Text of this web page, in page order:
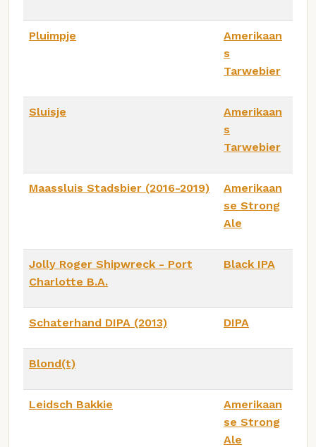
Pluimpje
Amerikaan
s
Tarwebier
Sluisje
Amerikaan
s
Tarwebier
Maassluis Stadsbier (2016-2019)
Amerikaan
se Strong
Ale
Jolly Roger Shipwreck - Port
Charlotte B.A.
Black IPA
Schaterhand DIPA (2013) DIPA
Blond(t)
Leidsch Bakkie
Amerikaan
se Strong
Ale